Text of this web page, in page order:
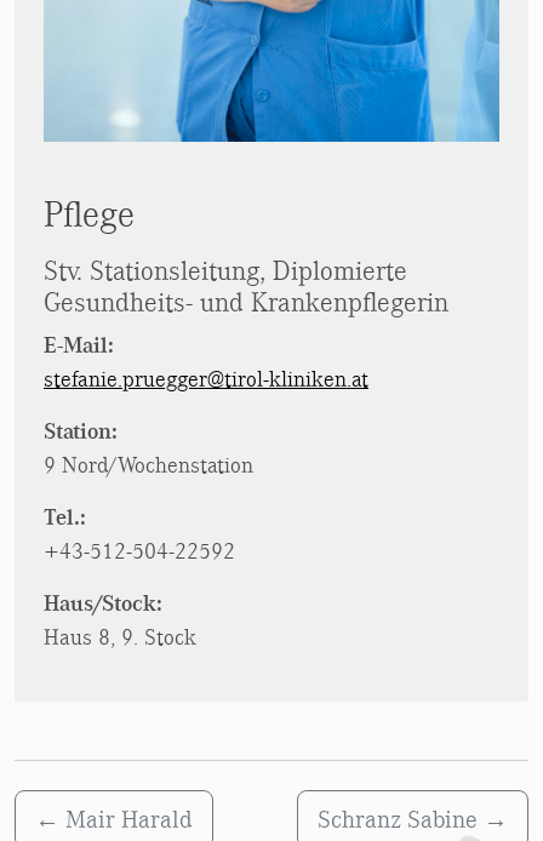
Pflege
Stv. Stationsleitung, Diplomierte
Gesundheits- und Krankenpflegerin
E-Mail:
stefanie.pruegger@tirol-kliniken.at
Station:
9 Nord/Wochenstation
Tel.:
+43-512-504-22592
Haus/Stock:
Haus 8, 9. Stock
← Mair Harald Schranz Sabine →